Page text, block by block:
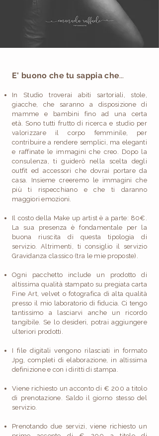
E' buono che tu sappia che...
In Studio troverai abiti sartoriali, stole,
giacche, che saranno a disposizione di
mamme e bambini fino ad una certa
età. Sono tutti frutto di ricerca e studio per
valorizzare il corpo femminile, per
contribuire a rendere semplici, ma eleganti
e raffinate le immagini che creo. Dopo la
consulenza, ti guiderò nella scelta degli
outfit ed accessori che dovrai portare da
casa. Insieme creeremo le immagini che
più ti rispecchiano e che ti daranno
maggiori emozioni.
Il costo della Make up artist è a parte: 80€.
La sua presenza è fondamentale per la
buona riuscita di questa tipologia di
servizio. Altrimenti, ti consiglio il servizio
Gravidanza classico (tra le mie proposte).
Ogni pacchetto include un prodotto di
altissima qualità stampato su pregiata carta
Fine Art, velvet o fotografica di alta qualità
presso il mio laboratorio di fiducia. Ci tengo
tantissimo a lasciarvi anche un ricordo
tangibile. Se lo desideri, potrai aggiungere
ulteriori prodotti.
I file digitali vengono rilasciati in formato
Jpg, completi di elaborazione, in altissima
definizione e con i diritti di stampa.​​
Viene richiesto un acconto di € 200 a titolo
di prenotazione. Saldo il giorno stesso del
servizio. ​
Prenotando due servizi, viene richiesto un